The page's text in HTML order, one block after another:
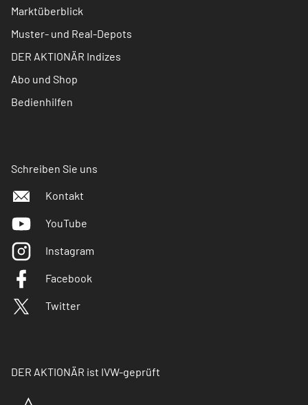
Marktüberblick
Muster- und Real-Depots
DER AKTIONÄR Indizes
Abo und Shop
Bedienhilfen
Schreiben Sie uns
Kontakt
YouTube
Instagram
Facebook
Twitter
DER AKTIONÄR ist IVW-geprüft